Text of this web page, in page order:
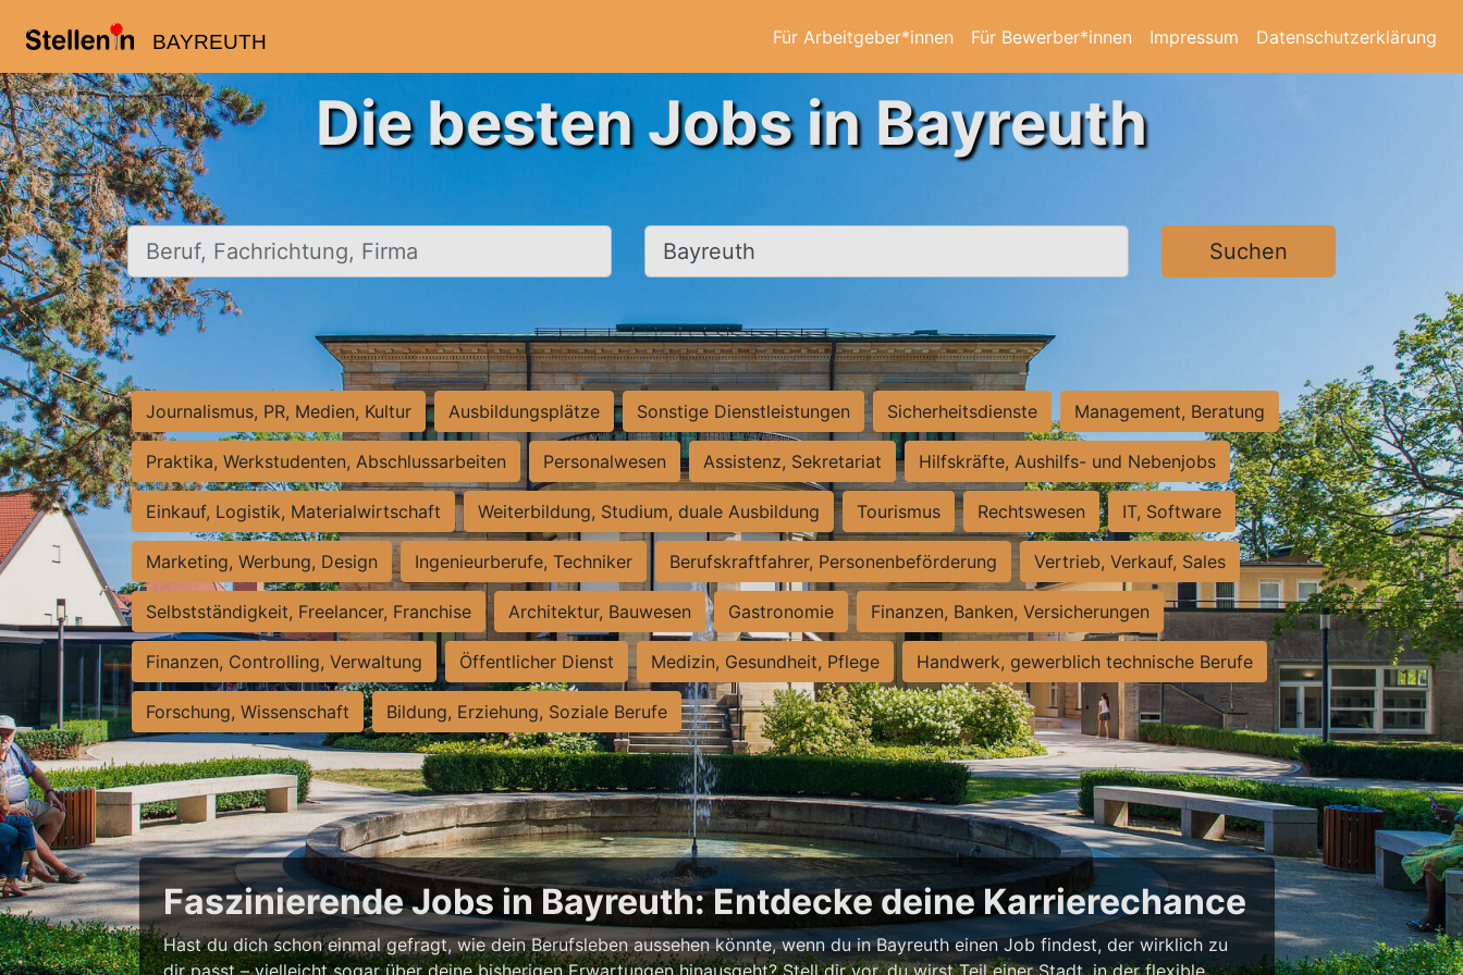
BAYREUTH Für Arbeitgeber*innen Für Bewerber*innen Impressum Datenschutzerklärung
Die besten Jobs in Bayreuth
Beruf, Fachrichtung, Firma Ort, Stadt Suchen
Journalismus, PR, Medien, Kultur Ausbildungsplätze Sonstige Dienstleistungen Sicherheitsdienste Management, Beratung
Praktika, Werkstudenten, Abschlussarbeiten Personalwesen Assistenz, Sekretariat Hilfskräfte, Aushilfs- und Nebenjobs
Einkauf, Logistik, Materialwirtschaft Weiterbildung, Studium, duale Ausbildung Tourismus Rechtswesen IT, Software
Marketing, Werbung, Design Ingenieurberufe, Techniker Berufskraftfahrer, Personenbeförderung Vertrieb, Verkauf, Sales
Selbstständigkeit, Freelancer, Franchise Architektur, Bauwesen Gastronomie Finanzen, Banken, Versicherungen
Finanzen, Controlling, Verwaltung Öffentlicher Dienst Medizin, Gesundheit, Pflege Handwerk, gewerblich technische Berufe
Forschung, Wissenschaft Bildung, Erziehung, Soziale Berufe
Faszinierende Jobs in Bayreuth: Entdecke deine Karrierechance
Hast du dich schon einmal gefragt, wie dein Berufsleben aussehen könnte, wenn du in Bayreuth einen Job findest, der wirklich zu